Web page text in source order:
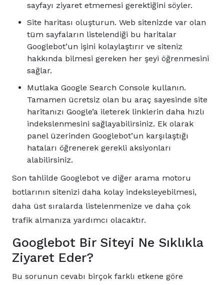
sayfayı ziyaret etmemesi gerektiğini söyler.
Site haritası oluşturun. Web sitenizde var olan
tüm sayfaların listelendiği bu haritalar
Googlebot’un işini kolaylaştırır ve siteniz
hakkında bilmesi gereken her şeyi öğrenmesini
sağlar.
Mutlaka Google Search Console kullanın.
Tamamen ücretsiz olan bu araç sayesinde site
haritanızı Google’a ileterek linklerin daha hızlı
indekslenmesini sağlayabilirsiniz. Ek olarak
panel üzerinden Googlebot’un karşılaştığı
hataları öğrenerek gerekli aksiyonları
alabilirsiniz.
Son tahlilde Googlebot ve diğer arama motoru
botlarının sitenizi daha kolay indeksleyebilmesi,
daha üst sıralarda listelenmenize ve daha çok
trafik almanıza yardımcı olacaktır.
Googlebot Bir Siteyi Ne Sıklıkla
Ziyaret Eder?
Bu sorunun cevabı birçok farklı etkene göre